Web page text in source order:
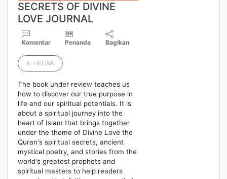
SECRETS OF DIVINE
LOVE JOURNAL
Komentar Penanda Bagikan
A. HELWA
The book under review teaches us
how to discover our true purpose in
life and our spiritual potentials. It is
about a spiritual journey into the
heart of Islam that brings together
under the theme of Divine Love the
Quran's spiritual secrets, ancient
mystical poetry, and stories from the
world's greatest prophets and
spiritual masters to help readers